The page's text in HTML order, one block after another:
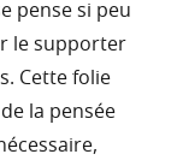
pense si peu
le supporter
Cette folie
la pensée